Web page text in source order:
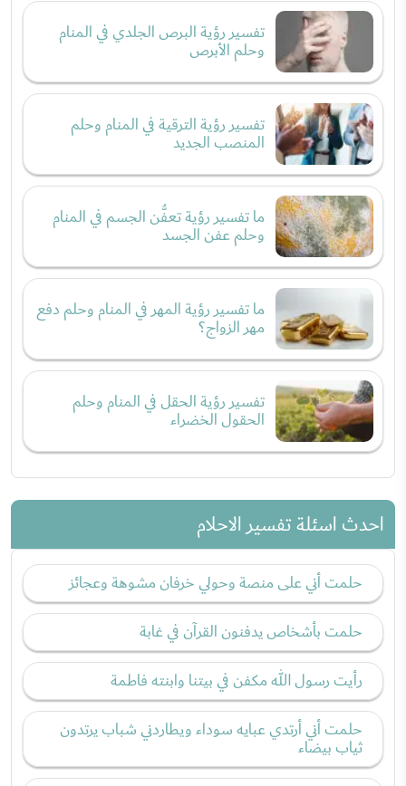
تفسير رؤية البرص الجلدي في المنام
وحلم الأبرص
تفسير رؤية الترقية في المنام وحلم
المنصب الجديد
ما تفسير رؤية تعفُّن الجسم في المنام
وحلم عفن الجسد
ما تفسير رؤية المهر في المنام وحلم دفع
مهر الزواج؟
تفسير رؤية الحقل في المنام وحلم
الحقول الخضراء
احدث اسئلة تفسير الاحلام
حلمت أني على منصة وحولي خرفان مشوهة وعجائز
حلمت بأشخاص يدفنون القرآن في غابة
رأيت رسول الله مكفن في بيتنا وابنته فاطمة
حلمت أني أرتدي عبايه سوداء ويطاردني شباب يرتدون
ثياب بيضاء